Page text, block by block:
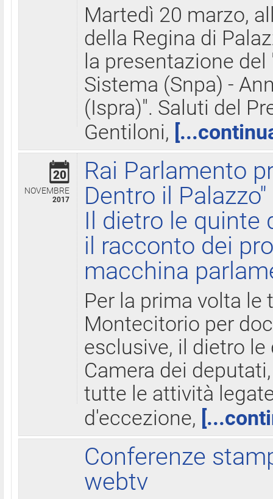
Martedì 20 marzo,
della Regina di
la presentazione
Sistema (Snpa) -
(Ispra)". Saluti del
Gentiloni,
20
NOVEMBRE
2017
Rai Parlamento
Dentro il Palazzo"
Il dietro le quinte
il racconto dei
macchina
Per la prima volta le
Montecitorio per
esclusive, il dietro
Camera dei
tutte le attività
d'eccezione,
Conferenze
webtv